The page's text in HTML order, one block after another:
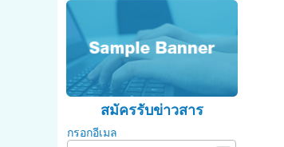
สมัครรับข่าวสาร
กรอกอีเมล